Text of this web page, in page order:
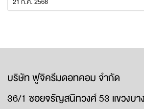
บริษัท ฟูจิครีมดอทคอม จำกัด
36/1 ซอยจรัญสนิทวงศ์ 53 แขวงบา